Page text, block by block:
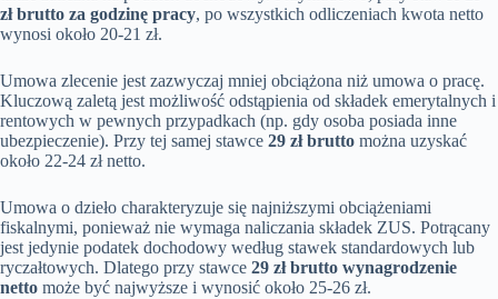
zł brutto za godzinę pracy, po wszystkich odliczeniach kwota netto
wynosi około 20-21 zł.
Umowa zlecenie jest zazwyczaj mniej obciążona niż umowa o pracę.
Kluczową zaletą jest możliwość odstąpienia od składek emerytalnych i
rentowych w pewnych przypadkach (np. gdy osoba posiada inne
ubezpieczenie). Przy tej samej stawce 29 zł brutto można uzyskać
około 22-24 zł netto.
Umowa o dzieło charakteryzuje się najniższymi obciążeniami
fiskalnymi, ponieważ nie wymaga naliczania składek ZUS. Potrącany
jest jedynie podatek dochodowy według stawek standardowych lub
ryczałtowych. Dlatego przy stawce 29 zł brutto wynagrodzenie
netto może być najwyższe i wynosić około 25-26 zł.